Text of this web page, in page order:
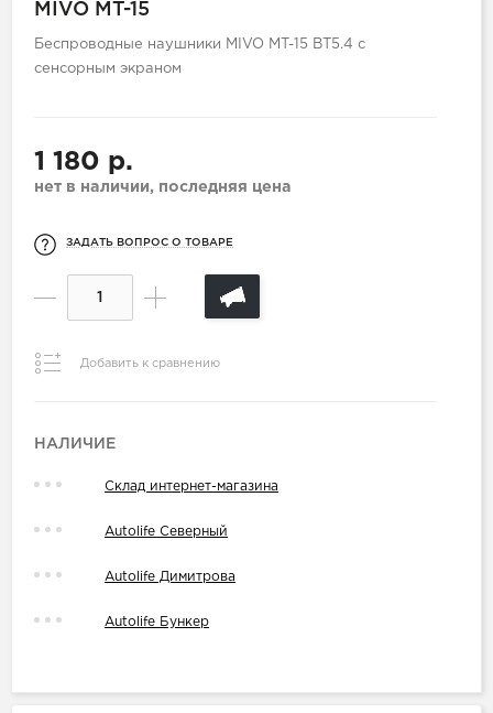
MIVO MT-15
Беспроводные наушники MIVO MT-15 BT5.4 с
сенсорным экраном
1 180 р.
нет в наличии, последняя цена
ЗАДАТЬ ВОПРОС О ТОВАРЕ
Добавить к сравнению
НАЛИЧИЕ
Склад интернет-магазина
Autolife Северный
Autolife Димитрова
Autolife Бункер